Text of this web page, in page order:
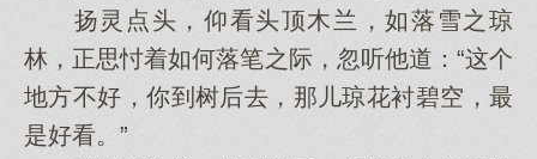
扬灵点头，仰看头顶木兰，如落雪之琼
林，正思忖着如何落笔之际，忽听他道：“这个
地方不好，你到树后去，那儿琼花衬碧空，最
是好看。”